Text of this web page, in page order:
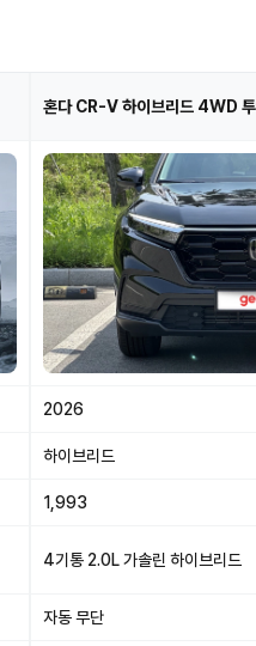
혼다 CR-V 하이브리드 4WD
2026
하이브리드
1,993
4기통 2.0L 가솔린 하이브리드
자동 무단